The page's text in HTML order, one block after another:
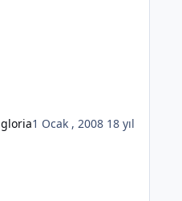
gloria1 Ocak , 2008 18 yıl